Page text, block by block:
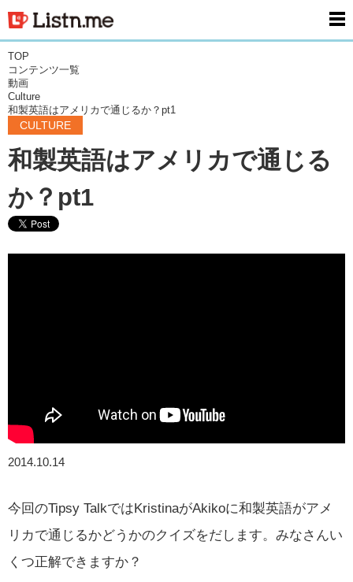
TOP
コンテンツ一覧
動画
Culture
和製英語はアメリカで通じるか？pt1
CULTURE
和製英語はアメリカで通じる
か？pt1
2014.10.14
今回のTipsy TalkではKristinaがAkikoに和製英語がアメ
リカで通じるかどうかのクイズをだします。みなさんい
くつ正解できますか？